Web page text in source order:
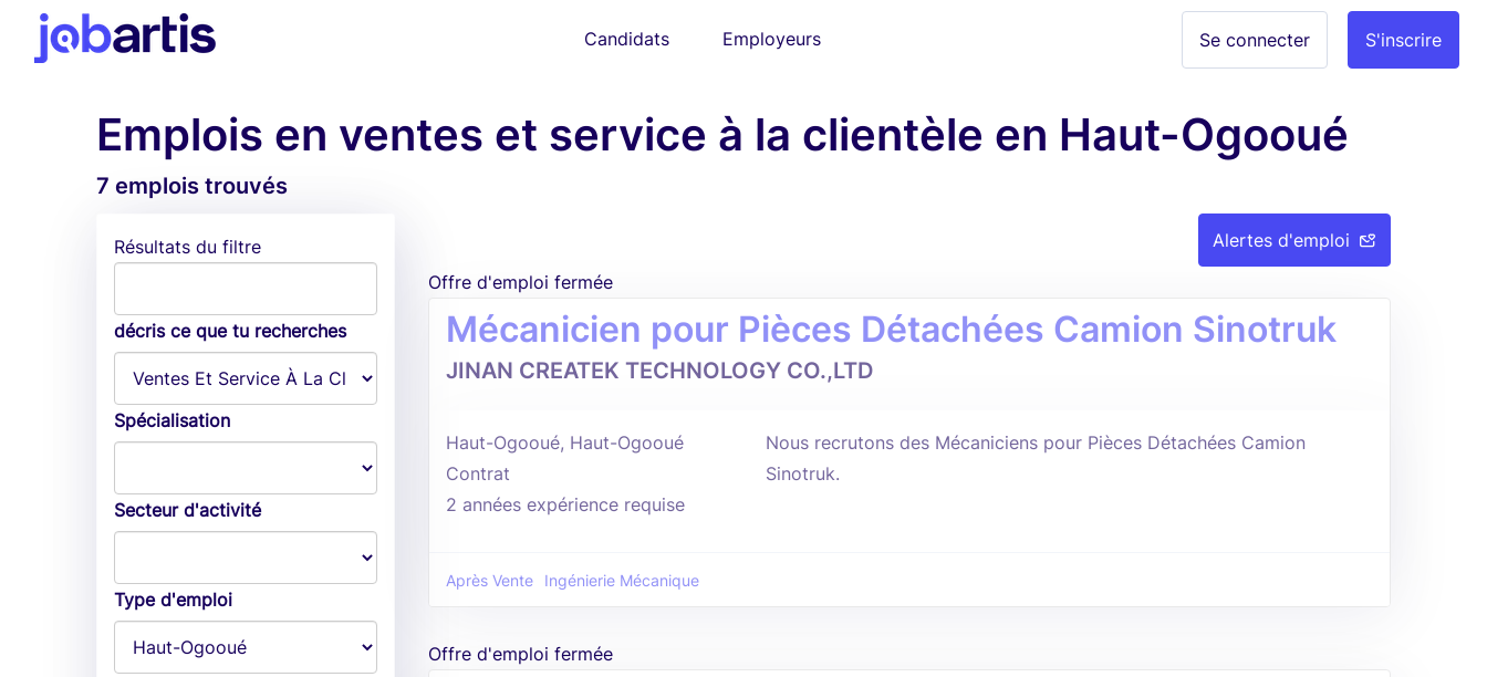
Candidats Employeurs S'inscrire
Se connecter
Emplois en ventes et service à la clientèle en Haut-Ogooué
7 emplois trouvés
Alertes d'emploi
Résultats du filtre
décris ce que tu recherches
Spécialisation
Secteur d'activité
Type d'emploi
Offre d'emploi fermée
Mécanicien pour Pièces Détachées Camion Sinotruk
JINAN CREATEK TECHNOLOGY CO.,LTD
Haut-Ogooué, Haut-Ogooué
Contrat
2 années expérience requise
Nous recrutons des Mécaniciens pour Pièces Détachées Camion
Sinotruk.
Après Vente Ingénierie Mécanique
Offre d'emploi fermée